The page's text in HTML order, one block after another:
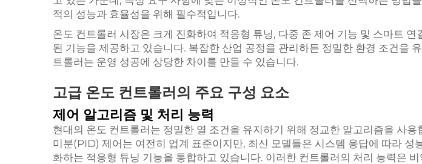
적의 성능과 효율성을 위해 필수적입니다.
온도 컨트롤러 시장은 크게 진화하여 적응형 튜닝, 다중 존 제어 기능 및 스마트 연
된 기능을 제공하고 있습니다. 복잡한 산업 공정을 관리하든 정밀한 환경 조건을
트롤러는 운영 성공에 상당한 차이를 만들 수 있습니다.
고급 온도 컨트롤러의 주요 구성 요소
제어 알고리즘 및 처리 능력
현대의 온도 컨트롤러는 정밀한 열 조건을 유지하기 위해 정교한 알고리즘을 사
미분(PID) 제어는 여전히 업계 표준이지만, 최신 모델들은 시스템 응답에 따라 성
화하는 적응형 튜닝 기능을 통합하고 있습니다. 이러한 컨트롤러의 처리 능력은